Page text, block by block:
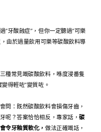
“牙酸蝕症”，但你一定聽過“可樂
由於過量飲用可樂等碳酸飲料導
種常見嘅碳酸飲料，喺度浸番隻
得輕咗”變質咗。
問：既然碳酸飲料會損傷牙齒，
呢？答案恰恰相反，專家話，碳
令牙釉質軟化， 做法正確嘅話，